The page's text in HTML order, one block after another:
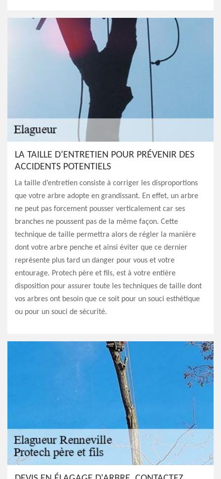
LA TAILLE D’ENTRETIEN POUR PRÉVENIR DES
ACCIDENTS POTENTIELS
La taille d’entretien consiste à corriger les disproportions
que votre arbre adopte en grandissant. En effet, un arbre
ne peut pas forcement pousser verticalement car ses
branches ne poussent pas de la même façon. Cette
technique de taille permettra alors de régler la manière
dont votre arbre penche et ainsi éviter que ce dernier
représente plus tard un danger pour vous et votre
entourage. Protech père et fils, est à votre entière
disposition pour assurer toute les techniques de taille dont
vos arbres ont besoin que ce soit pour un souci esthétique
ou pour un souci de sécurité.